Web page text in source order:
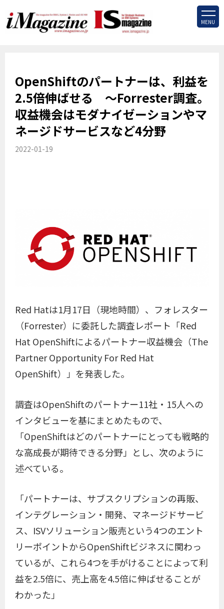
MENU
OpenShiftのパートナーは、利益を
2.5倍伸ばせる ～Forrester調査。
収益機会はモダナイゼーションやマ
ネージドサービスなど4分野
2022-01-19
Red Hatは1月17日（現地時間）、フォレスター
（Forrester）に委託した調査レポート「Red
Hat OpenShiftによるパートナー収益機会（The
Partner Opportunity For Red Hat
OpenShift）」を発表した。
調査はOpenShiftのパートナー11社・15人への
インタビューを基にまとめたもので、
「OpenShiftはどのパートナーにとっても戦略的
な高成長が期待できる分野」とし、次のように
述べている。
「パートナーは、サブスクリプションの再販、
インテグレーション・開発、マネージドサービ
ス、ISVソリューション販売という4つのエント
リーポイントからOpenShiftビジネスに関わっ
ているが、これら4つを手がけることによって利
益を2.5倍に、売上高を4.5倍に伸ばせることが
わかった」